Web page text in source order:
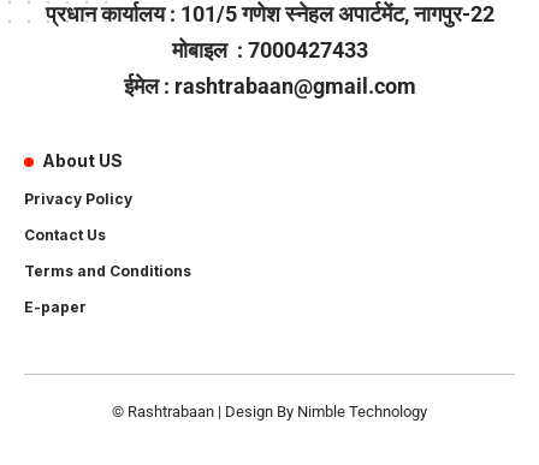
प्रधान कार्यालय : 101/5 गणेश स्नेहल अपार्टमेंट, नागपुर-22
मोबाइल : 7000427433
ईमेल : rashtrabaan@gmail.com
About US
Privacy Policy
Contact Us
Terms and Conditions
E-paper
© Rashtrabaan | Design By Nimble Technology